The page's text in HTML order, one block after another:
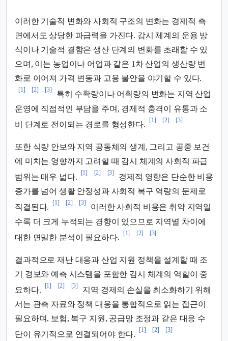
이러한 기술적 변화와 사회적 구조의 변화는 경제적 측
면에서도 상당한 파급력을 가진다. 감시 체계의 운용 방
식이나 기술적 결함은 생산 단계의 변화를 초래할 수 있
으며, 이는 농업이나 어업과 같은 1차 산업의 생산량 변
화로 이어져 가격 변동과 고용 불안을 야기할 수 있다.
[1] [2] [3]
특히 수확량이나 어획량의 변화는 지역 산업
운영에 직접적인 부담을 주며, 경제적 충격이 유통과 소
비 단계로 전이되는 경로를 형성한다.
[1] [2] [3]
또한 식량 안보와 지역 공동체의 생계, 그리고 공중 보건
에 미치는 영향까지 고려할 때 감시 체계의 사회적 파급
범위는 매우 넓다.
[1] [2] [3]
경제적 영향은 단순한 비용
증가를 넘어 생활 안정성과 사회적 복구 역량의 문제로
직결된다.
[1] [2] [3]
이러한 사회적 비용은 취약 지역일
수록 더 크게 누적되는 경향이 있으므로 지역별 차이에
대한 면밀한 분석이 필요하다.
[1] [2] [3]
결과적으로 재난 대응과 산업 지원 정책을 설계할 때 조
기 경보와 예측 시스템을 포함한 감시 체계의 역할이 중
요하다.
[1] [2] [3]
지역 경제의 손실을 최소화하기 위해
서는 관측 자료와 정책 대응을 통합적으로 읽는 접근이
필요하며, 보험, 복구 지원, 공급망 조정과 같은 대응 수
단이 유기적으로 연결되어야 한다.
[1] [2] [3]